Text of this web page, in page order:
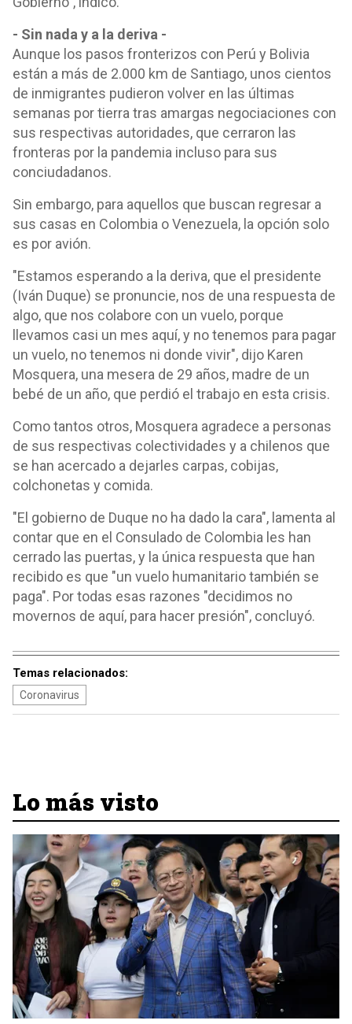
- Sin nada y a la deriva -
Aunque los pasos fronterizos con Perú y Bolivia
están a más de 2.000 km de Santiago, unos cientos
de inmigrantes pudieron volver en las últimas
semanas por tierra tras amargas negociaciones con
sus respectivas autoridades, que cerraron las
fronteras por la pandemia incluso para sus
conciudadanos.
Sin embargo, para aquellos que buscan regresar a
sus casas en Colombia o Venezuela, la opción solo
es por avión.
"Estamos esperando a la deriva, que el presidente
(Iván Duque) se pronuncie, nos de una respuesta de
algo, que nos colabore con un vuelo, porque
llevamos casi un mes aquí, y no tenemos para pagar
un vuelo, no tenemos ni donde vivir", dijo Karen
Mosquera, una mesera de 29 años, madre de un
bebé de un año, que perdió el trabajo en esta crisis.
Como tantos otros, Mosquera agradece a personas
de sus respectivas colectividades y a chilenos que
se han acercado a dejarles carpas, cobijas,
colchonetas y comida.
"El gobierno de Duque no ha dado la cara", lamenta al
contar que en el Consulado de Colombia les han
cerrado las puertas, y la única respuesta que han
recibido es que "un vuelo humanitario también se
paga". Por todas esas razones "decidimos no
movernos de aquí, para hacer presión", concluyó.
Temas relacionados:
Coronavirus
Lo más visto